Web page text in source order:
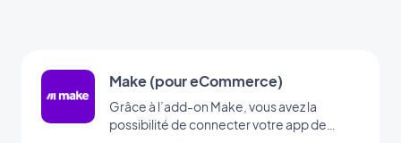
Make (pour eCommerce)
Grâce à l’add-on Make, vous avez la
possibilité de connecter votre app de